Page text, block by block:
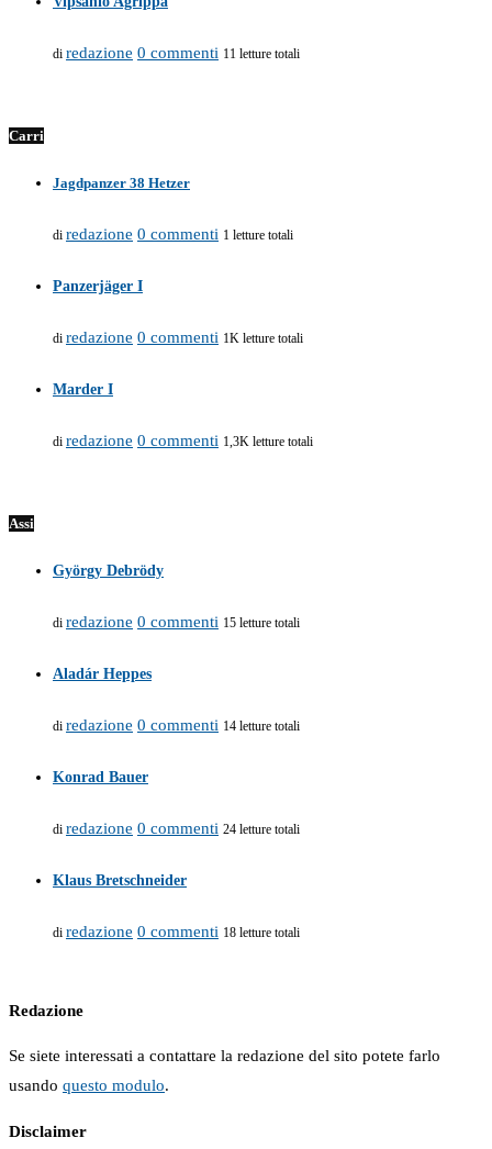
di redazione 0 commenti 11 letture totali
Carri
Jagdpanzer 38 Hetzer
di redazione 0 commenti 1 letture totali
Panzerjäger I
di redazione 0 commenti 1K letture totali
Marder I
di redazione 0 commenti 1,3K letture totali
Assi
György Debrödy
di redazione 0 commenti 15 letture totali
Aladár Heppes
di redazione 0 commenti 14 letture totali
Konrad Bauer
di redazione 0 commenti 24 letture totali
Klaus Bretschneider
di redazione 0 commenti 18 letture totali
Redazione
Se siete interessati a contattare la redazione del sito potete farlo
usando questo modulo.
Disclaimer